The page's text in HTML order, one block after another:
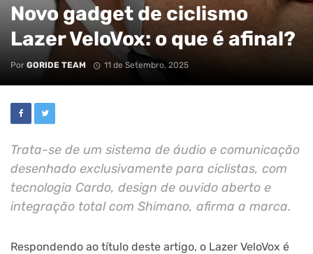
Novo gadget de ciclismo
Lazer VeloVox: o que é afinal?
Por GORIDE TEAM 11 de Setembro, 2025
Trata-se de um sistema de áudio e comunicação
desenhado exclusivamente para ciclistas, com
tecnologia Cardo, design de ouvido aberto e
integração total com Shimano, afirma a marca.
Respondendo ao título deste artigo, o Lazer VeloVox é